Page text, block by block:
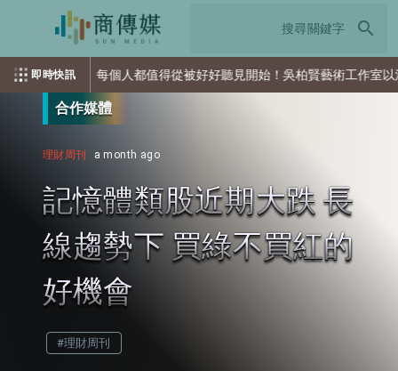
search
即時快訊
每個人都值得從被好好聽見開始！吳柏賢藝術工作室以油畫、品
合作媒體
理財周刊 a month ago
記憶體類股近期大跌 長
線趨勢下 買綠不買紅的
好機會
#理財周刊